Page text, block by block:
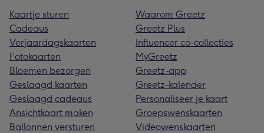
Kaartje sturen
Cadeaus
Verjaardagskaarten
Fotokaarten
Bloemen bezorgen
Geslaagd kaarten
Geslaagd cadeaus
Ansichtkaart maken
Ballonnen versturen
Waarom Greetz
Greetz Plus
Influencer co-collecties
MyGreetz
Greetz-app
Greetz-kalender
Personaliseer je kaart
Groepswenskaarten
Videowenskaarten